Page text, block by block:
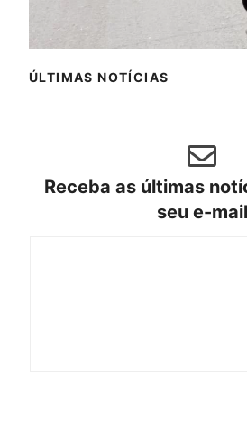
ÚLTIMAS NOTÍCIAS
Receba as últimas
seu e-mail